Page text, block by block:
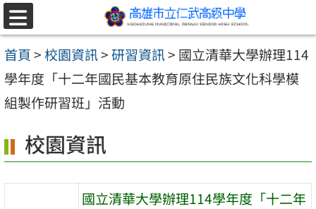
跳至主要內容區
選
單
首頁>校園資訊>研習資訊> 國立清華大學辦理114
學年度「十二年國民基本教育原住民族文化科學模
組製作研習班」活動
校園資訊
國立清華大學辦理114學年度「十二年